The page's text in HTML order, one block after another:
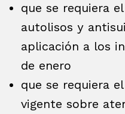
que se requiera
autolisos y
aplicación a los
de enero
que se requiera
vigente sobre